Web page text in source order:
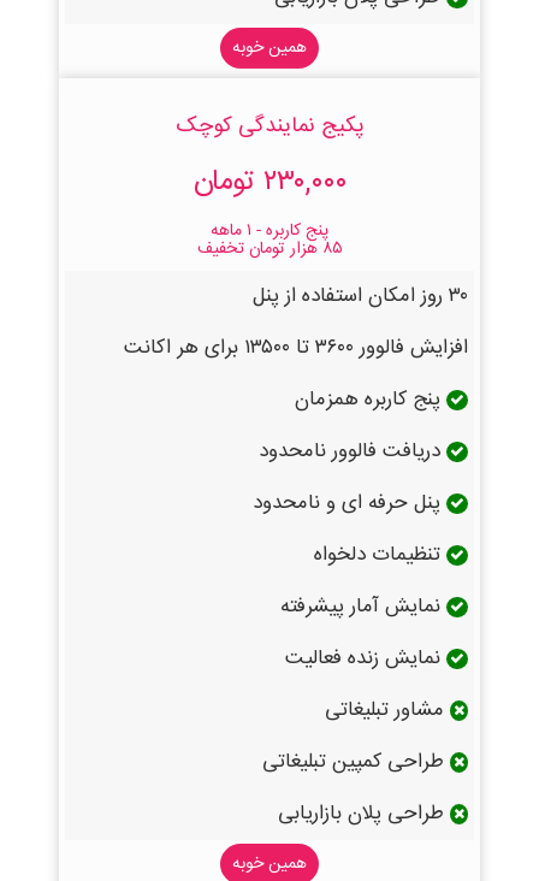
همین خوبه
پکیج نمایندگی کوچک
۲۳۰,۰۰۰ تومان
پنج کاربره - ۱ ماهه
۸۵ هزار تومان تخفیف
۳۰ روز امکان استفاده از پنل
افزایش فالوور ۳۶۰۰ تا ۱۳۵۰۰ برای هر اکانت
پنج کاربره همزمان
دریافت فالوور نامحدود
پنل حرفه ای و نامحدود
تنظیمات دلخواه
نمایش آمار پیشرفته
نمایش زنده فعالیت
مشاور تبلیغاتی
طراحی کمپین تبلیغاتی
طراحی پلان بازاریابی
همین خوبه